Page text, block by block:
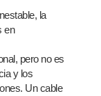
la
en
pero no es
y los
Un cable